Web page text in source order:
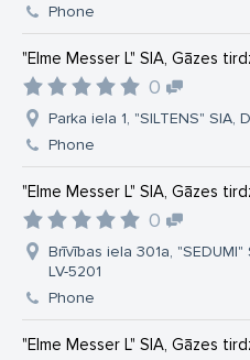
Phone
"Elme Messer L" SIA, Gāzes
0
Parka iela 1, "SILTENS" SIA,
Phone
"Elme Messer L" SIA, Gāzes
0
Brīvības iela 301a,
LV-5201
Phone
"Elme Messer L" SIA, Gāzes